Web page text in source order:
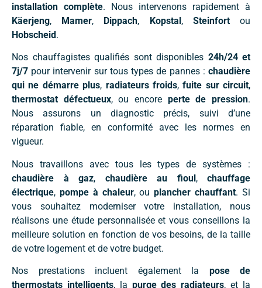
installation complète. Nous intervenons rapidement à
Käerjeng, Mamer, Dippach, Kopstal, Steinfortou
Hobscheid.
Nos chauffagistes qualifiés sont disponibles 24h/24 et
7j/7 pour intervenir sur tous types de pannes : chaudière
qui ne démarre plus, radiateurs froids,fuite sur circuit,
thermostat défectueux, ou encore perte de pression.
Nous assurons un diagnostic précis, suivi d’une
réparation fiable, en conformité avec les normes en
vigueur.
Nous travaillons avec tous les types de systèmes :
chaudière à gaz, chaudière au fioul, chauffage
électrique, pompe à chaleur, ouplancher chauffant. Si
vous souhaitez moderniser votre installation, nous
réalisons une étude personnalisée et vous conseillons la
meilleure solution en fonction de vos besoins, de la taille
de votre logement et de votre budget.
Nos prestations incluent également la pose de
thermostats intelligents, la purge des radiateurs, et la